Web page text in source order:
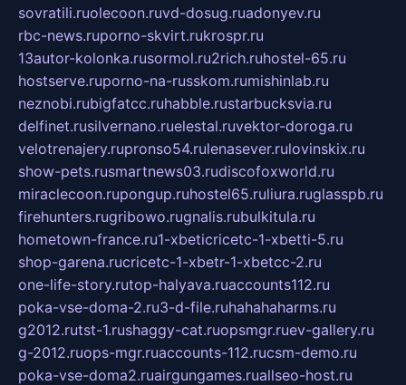
sovratili.ruolecoon.ruvd-dosug.ruadonyev.ru
rbc-news.ruporno-skvirt.rukrospr.ru
13autor-kolonka.rusormol.ru2rich.ruhostel-65.ru
hostserve.ruporno-na-russkom.rumishinlab.ru
neznobi.rubigfatcc.ruhabble.rustarbucksvia.ru
delfinet.rusilvernano.ruelestal.ruvektor-doroga.ru
velotrenajery.rupronso54.rulenasever.rulovinskix.ru
show-pets.rusmartnews03.rudiscofoxworld.ru
miraclecoon.rupongup.ruhostel65.ruliura.ruglasspb.ru
firehunters.rugribowo.rugnalis.rubulkitula.ru
hometown-france.ru1-xbeticricetc-1-xbetti-5.ru
shop-garena.rucricetc-1-xbetr-1-xbetcc-2.ru
one-life-story.rutop-halyava.ruaccounts112.ru
poka-vse-doma-2.ru3-d-file.ruhahahaharms.ru
g2012.rutst-1.rushaggy-cat.ruopsmgr.ruev-gallery.ru
g-2012.ruops-mgr.ruaccounts-112.rucsm-demo.ru
poka-vse-doma2.ruairgungames.ruallseo-host.ru